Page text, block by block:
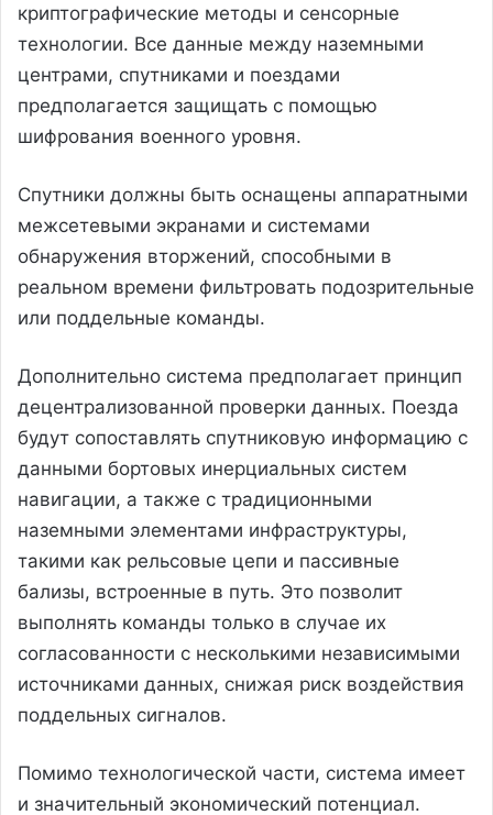
криптографические методы и сенсорные
технологии. Все данные между наземными
центрами, спутниками и поездами
предполагается защищать с помощью
шифрования военного уровня.
Спутники должны быть оснащены аппаратными
межсетевыми экранами и системами
обнаружения вторжений, способными в
реальном времени фильтровать подозрительные
или поддельные команды.
Дополнительно система предполагает принцип
децентрализованной проверки данных. Поезда
будут сопоставлять спутниковую информацию с
данными бортовых инерциальных систем
навигации, а также с традиционными
наземными элементами инфраструктуры,
такими как рельсовые цепи и пассивные
бализы, встроенные в путь. Это позволит
выполнять команды только в случае их
согласованности с несколькими независимыми
источниками данных, снижая риск воздействия
поддельных сигналов.
Помимо технологической части, система имеет
и значительный экономический потенциал.